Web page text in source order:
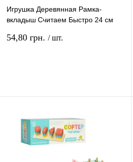
Игрушка Деревянная Рамка-
вкладыш Считаем Быстро 24 см
54,80 грн. / шт.
В избранное
наличии